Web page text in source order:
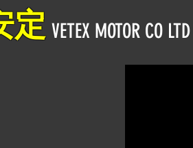
定 VETEX MOTOR CO LTD